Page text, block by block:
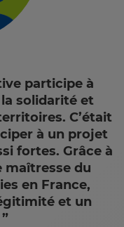
participe à
solidarité et
C’était
à un projet
fortes. Grâce à
maîtresse du
en France,
et un